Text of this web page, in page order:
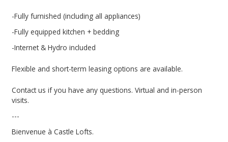
-Fully furnished (including all appliances)
-Fully equipped kitchen + bedding
-Internet & Hydro included
Flexible and short-term leasing options are available.
Contact us if you have any questions. Virtual and in-person
visits.
---
Bienvenue à Castle Lofts.